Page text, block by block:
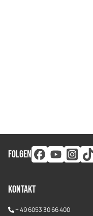
FOLGEN
Kontakt
+49 6053 30 66 400